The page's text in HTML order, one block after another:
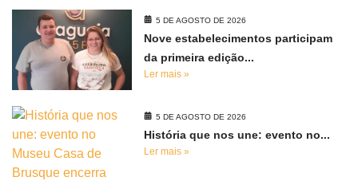
5 DE AGOSTO DE 2026
Nove estabelecimentos participam
da primeira edição...
Ler mais »
5 DE AGOSTO DE 2026
História que nos une: evento no...
Ler mais »